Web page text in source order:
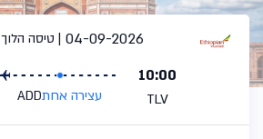
טיסה הלוך
04-09-2026
10:00
TLV עצירה אחתADD